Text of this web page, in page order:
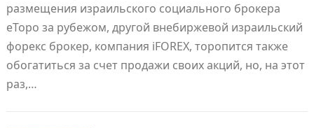
размещения израильского социального брокера
еТоро за рубежом, другой внебиржевой израильский
форекс брокер, компания iFOREX, торопится также
обогатиться за счет продажи своих акций, но, на этот
раз,…